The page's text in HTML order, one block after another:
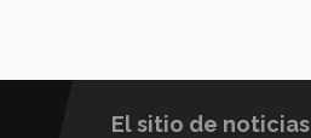
El sitio de noticias